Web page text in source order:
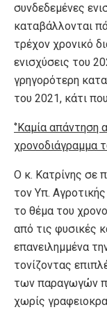
συνδεδεμένες
καταβάλλονται
τρέχον χρονικό
ενισχύσεις του
γρηγορότερη
του 2021, κάτι
‘’Καμία
χρονοδιάγραμμα
Ο κ. Κατρίνης σε
τον Υπ.
το θέμα του
από τις φυσικές
επανειλημμένα
τονίζοντας
των παραγωγών
χωρίς